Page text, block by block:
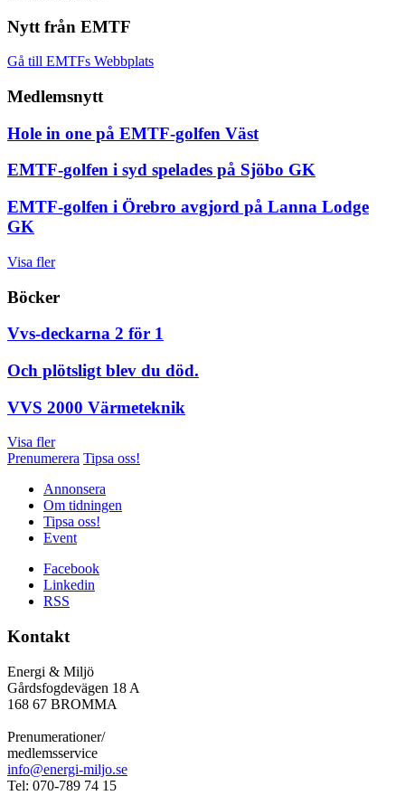
Nytt från EMTF
Gå till EMTFs Webbplats
Medlemsnytt
Hole in one på EMTF-golfen Väst
EMTF-golfen i syd spelades på Sjöbo GK
EMTF-golfen i Örebro avgjord på Lanna Lodge
GK
Visa fler
Böcker
Vvs-deckarna 2 för 1
Och plötsligt blev du död.
VVS 2000 Värmeteknik
Visa fler
Prenumerera Tipsa oss!
Annonsera
Om tidningen
Tipsa oss!
Event
Facebook
Linkedin
RSS
Kontakt
Energi & Miljö
Gårdsfogdevägen 18 A
168 67 BROMMA
Prenumerationer/
medlemsservice
info@energi-miljo.se
Tel: 070-789 74 15